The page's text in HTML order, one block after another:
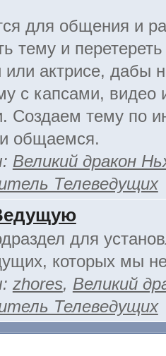
для общения и
тему и перетереть
актрисе, дабы
с капсами, видео
Создаем тему по
общаемся.
Великий дракон
Телеведущих
для
которых мы
zhores, Великий
Телеведущих